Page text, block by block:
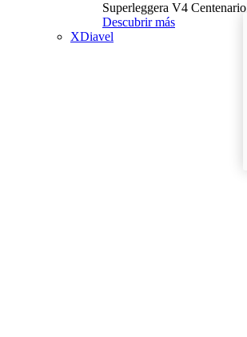
Superleggera V4 Centenario
Descubrir más
XDiavel